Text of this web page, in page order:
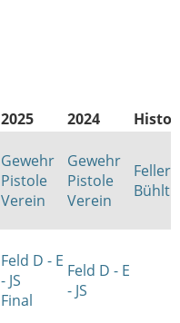
2025 2024
Gewehr
Pistole
Verein
Gewehr
Pistole
Verein
Bühlti
Feld D - E
- JS
Final
Feld D - E
- JS